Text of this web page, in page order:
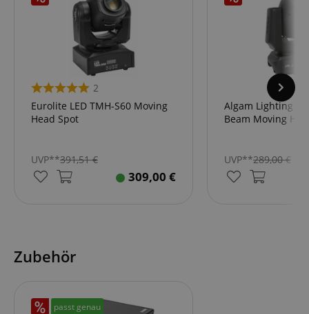
2
Eurolite LED TMH-S60 Moving
Head Spot
UVP**391,51€
309,00 €
Algam Lighting
Beam Moving
UVP**289,00€
Zubehör
passt genau